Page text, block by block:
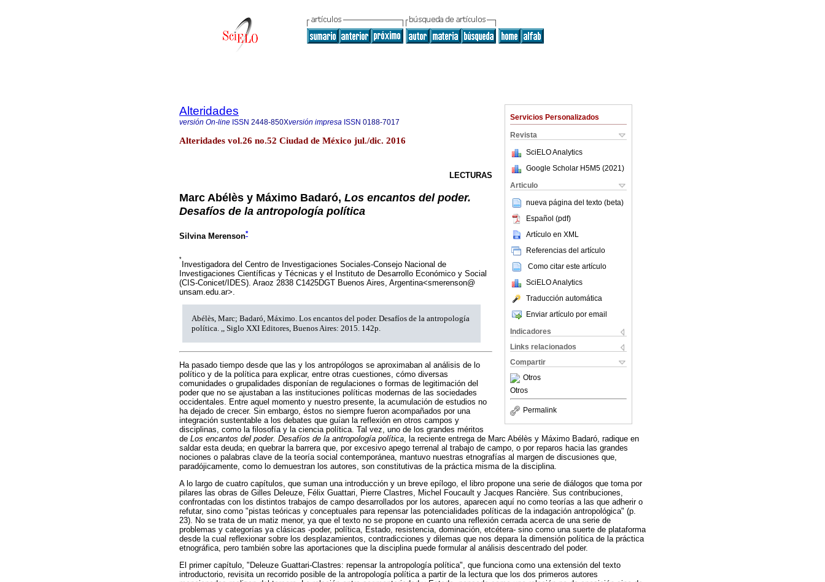
Servicios Personalizados
Revista
SciELO Analytics
Google Scholar H5M5 (2021 )
Articulo
nueva página del texto (beta)
Español (pdf)
Artículo en XML
Referencias del artículo
Como citar este artículo
SciELO Analytics
Traducción automática
Enviar artículo por email
Indicadores
Links relacionados
Compartir
Otros
Otros
Permalink
Alteridades
versión On-line ISSN 2448-850Xversión impresa ISSN 0188-7017
Alteridades vol.26 no.52 Ciudad de México jul./dic. 2016
LECTURAS
Marc Abélès y Máximo Badaró, Los encantos del poder.
Desafíos de la antropología política
Silvina Merenson*
*
Investigadora del Centro de Investigaciones Sociales-Consejo Nacional de
Investigaciones Científicas y Técnicas y el Instituto de Desarrollo Económico y Social
(CIS-Conicet/IDES). Araoz 2838 C1425DGT Buenos Aires, Argentina<smerenson@
unsam.edu.ar>.
Abélès, Marc; Badaró, Máximo. Los encantos del poder. Desafíos de la antropología
política. ,, Siglo XXI Editores, Buenos Aires: 2015. 142p.
Ha pasado tiempo desde que las y los antropólogos se aproximaban al análisis de lo
político y de la política para explicar, entre otras cuestiones, cómo diversas
comunidades o grupalidades disponían de regulaciones o formas de legitimación del
poder que no se ajustaban a las instituciones políticas modernas de las sociedades
occidentales. Entre aquel momento y nuestro presente, la acumulación de estudios no
ha dejado de crecer. Sin embargo, éstos no siempre fueron acompañados por una
integración sustentable a los debates que guían la reflexión en otros campos y
disciplinas, como la filosofía y la ciencia política. Tal vez, uno de los grandes méritos
de Los encantos del poder. Desafíos de la antropología política , la reciente entrega de Marc Abélès y Máximo Badaró, radique en
saldar esta deuda; en quebrar la barrera que, por excesivo apego terrenal al trabajo de campo, o por reparos hacia las grandes
nociones o palabras clave de la teoría social contemporánea, mantuvo nuestras etnografías al margen de discusiones que,
paradójicamente, como lo demuestran los autores, son constitutivas de la práctica misma de la disciplina.
A lo largo de cuatro capítulos, que suman una introducción y un breve epílogo, el libro propone una serie de diálogos que toma por
pilares las obras de Gilles Deleuze, Félix Guattari, Pierre Clastres, Michel Foucault y Jacques Rancière. Sus contribuciones,
confrontadas con los distintos trabajos de campo desarrollados por los autores, aparecen aquí no como teorías a las que adherir o
refutar, sino como "pistas teóricas y conceptuales para repensar las potencialidades políticas de la indagación antropológica" (p.
23). No se trata de un matiz menor, ya que el texto no se propone en cuanto una reflexión cerrada acerca de una serie de
problemas y categorías ya clásicas -poder, política, Estado, resistencia, dominación, etcétera- sino como una suerte de plataforma
desde la cual reflexionar sobre los desplazamientos, contradicciones y dilemas que nos depara la dimensión política de la práctica
etnográfica, pero también sobre las aportaciones que la disciplina puede formular al análisis descentrado del poder.
El primer capítulo, "Deleuze Guattari-Clastres: repensar la antropología política", que funciona como una extensión del texto
introductorio, revisita un recorrido posible de la antropología política a partir de la lectura que los dos primeros autores